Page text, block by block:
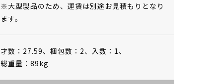
※大型製品のため、運賃は別途お見積もりとなり
ます。
才数：27.59、 梱包数：2、 入数：1、
総重量：89kg